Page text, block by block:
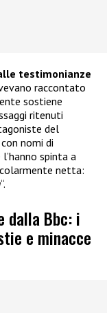
testimonianze
raccontato
sostiene
ritenuti
del
nomi di
spinta a
netta:
“.
dalla Bbc: i
e minacce